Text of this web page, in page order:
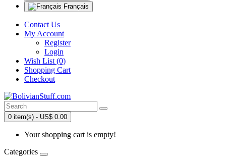
Français
Contact Us
My Account
Register
Login
Wish List (0)
Shopping Cart
Checkout
0 item(s) - US$ 0.00
Your shopping cart is empty!
Categories